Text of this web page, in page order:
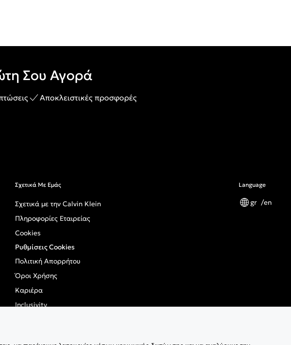
Σου Αγορά
Αποκλειστικές προσφορές
Σχετικά Με Εμάς
Σχετικά με την Calvin Klein
Πληροφορίες Εταιρείας
Cookies
Ρυθμίσεις Cookies
Πολιτική Απορρήτου
Όροι Χρήσης
Καριέρα
Inclusivity
Language
gr en